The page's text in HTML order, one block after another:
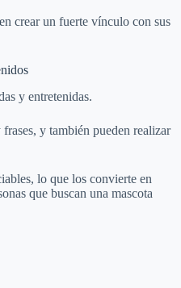
crear un fuerte vínculo con sus
y entretenidas.
y también pueden realizar
lo que los convierte en
que buscan una mascota